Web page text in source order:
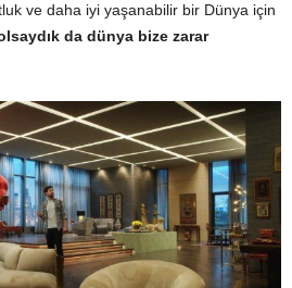
ve daha iyi yaşanabilir bir Dünya için
da dünya bize zarar